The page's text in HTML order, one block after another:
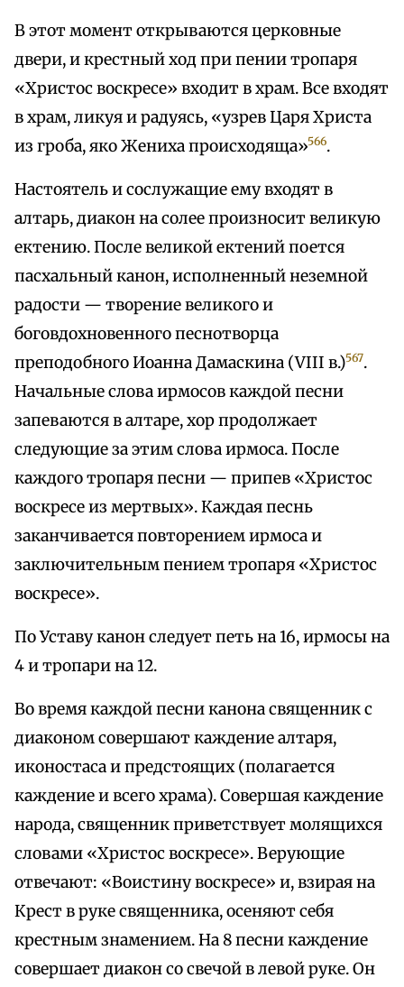
В этот момент открываются церковные
двери, и крестный ход при пении тропаря
«Христос воскресе» входит в храм. Все входят
в храм, ликуя и радуясь, «узрев Царя Христа
из гроба, яко Жениха происходяща»566.
Настоятель и сослужащие ему входят в
алтарь, диакон на солее произносит великую
ектению. После великой ектений поется
пасхальный канон, исполненный неземной
радости — творение великого и
боговдохновенного песнотворца
преподобного Иоанна Дамаскина (VIII в.)567.
Начальные слова ирмосов каждой песни
запеваются в алтаре, хор продолжает
следующие за этим слова ирмоса. После
каждого тропаря песни — припев «Христос
воскресе из мертвых». Каждая песнь
заканчивается повторением ирмоса и
заключительным пением тропаря «Христос
воскресе».
По Уставу канон следует петь на 16, ирмосы на
4 и тропари на 12.
Во время каждой песни канона священник с
диаконом совершают каждение алтаря,
иконостаса и предстоящих (полагается
каждение и всего храма). Совершая каждение
народа, священник приветствует молящихся
словами «Христос воскресе». Верующие
отвечают: «Воистину воскресе» и, взирая на
Крест в руке священника, осеняют себя
крестным знамением. На 8 песни каждение
совершает диакон со свечой в левой руке. Он